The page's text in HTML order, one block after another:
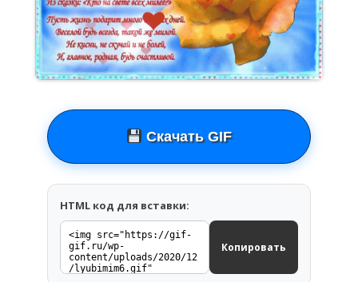
Скачать GIF
HTML код для вставки:
Копировать